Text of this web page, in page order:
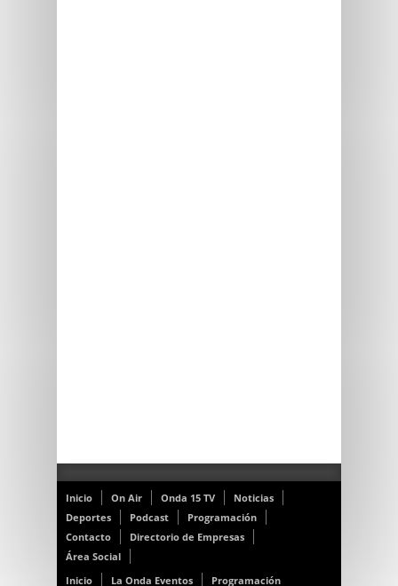
Inicio On Air Onda 15 TV
Noticias
Deportes
Podcast
Programación
Contacto
Directorio de Empresas
Área Social
Inicio
La Onda Eventos Programación